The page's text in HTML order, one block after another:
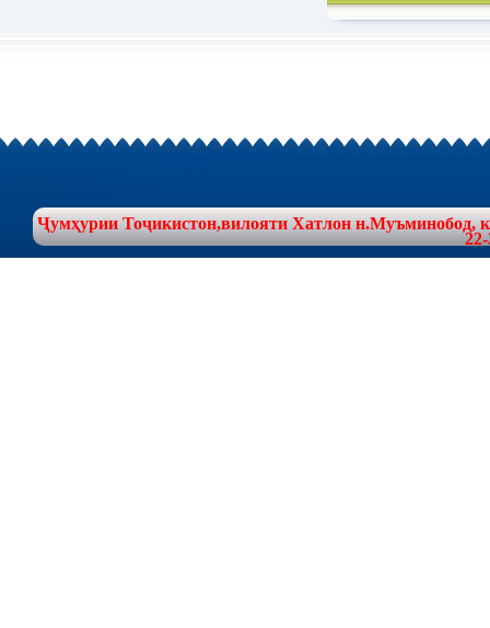
Ҷумҳурии Тоҷикистон,вилояти Хатлон н.Муъминобод,